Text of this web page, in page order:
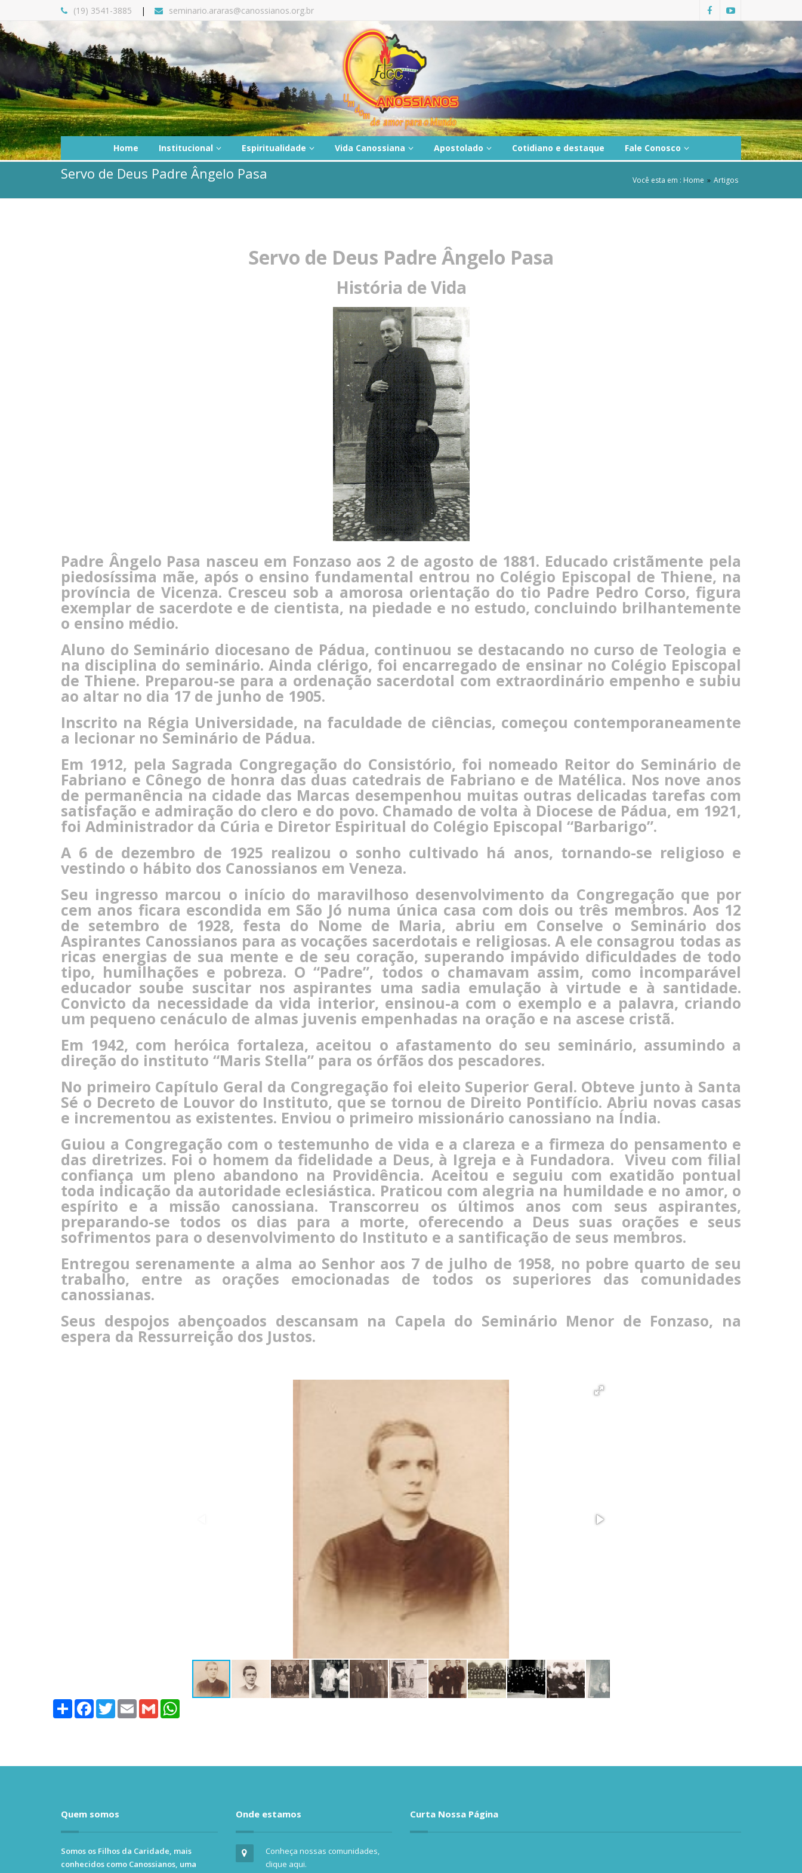
(19) 3541-3885 seminario.araras@canossianos.org.br
Home Institucional Espiritualidade Vida Canossiana Apostolado Cotidiano e destaque Fale Conosco
Servo de Deus Padre Ângelo Pasa Você esta em : Home » Artigos
Servo de Deus Padre Ângelo Pasa
História de Vida
Padre Ângelo Pasa nasceu em Fonzaso aos 2 de agosto de 1881. Educado cristãmente pela
piedosíssima mãe, após o ensino fundamental entrou no Colégio Episcopal de Thiene, na
província de Vicenza. Cresceu sob a amorosa orientação do tio Padre Pedro Corso, figura
exemplar de sacerdote e de cientista, na piedade e no estudo, concluindo brilhantemente
o ensino médio.
Aluno do Seminário diocesano de Pádua, continuou se destacando no curso de Teologia e
na disciplina do seminário. Ainda clérigo, foi encarregado de ensinar no Colégio Episcopal
de Thiene. Preparou-se para a ordenação sacerdotal com extraordinário empenho e subiu
ao altar no dia 17 de junho de 1905.
Inscrito na Régia Universidade, na faculdade de ciências, começou contemporaneamente
a lecionar no Seminário de Pádua.
Em 1912, pela Sagrada Congregação do Consistório, foi nomeado Reitor do Seminário de
Fabriano e Cônego de honra das duas catedrais de Fabriano e de Matélica. Nos nove anos
de permanência na cidade das Marcas desempenhou muitas outras delicadas tarefas com
satisfação e admiração do clero e do povo. Chamado de volta à Diocese de Pádua, em 1921,
foi Administrador da Cúria e Diretor Espiritual do Colégio Episcopal “Barbarigo”.
A 6 de dezembro de 1925 realizou o sonho cultivado há anos, tornando-se religioso e
vestindo o hábito dos Canossianos em Veneza.
Seu ingresso marcou o início do maravilhoso desenvolvimento da Congregação que por
cem anos ficara escondida em São Jó numa única casa com dois ou três membros. Aos 12
de setembro de 1928, festa do Nome de Maria, abriu em Conselve o Seminário dos
Aspirantes Canossianos para as vocações sacerdotais e religiosas. A ele consagrou todas as
ricas energias de sua mente e de seu coração, superando impávido dificuldades de todo
tipo, humilhações e pobreza. O “Padre”, todos o chamavam assim, como incomparável
educador soube suscitar nos aspirantes uma sadia emulação à virtude e à santidade.
Convicto da necessidade da vida interior, ensinou-a com o exemplo e a palavra, criando
um pequeno cenáculo de almas juvenis empenhadas na oração e na ascese cristã.
Em 1942, com heróica fortaleza, aceitou o afastamento do seu seminário, assumindo a
direção do instituto “Maris Stella” para os órfãos dos pescadores.
No primeiro Capítulo Geral da Congregação foi eleito Superior Geral. Obteve junto à Santa
Sé o Decreto de Louvor do Instituto, que se tornou de Direito Pontifício. Abriu novas casas
e incrementou as existentes. Enviou o primeiro missionário canossiano na Índia.
Guiou a Congregação com o testemunho de vida e a clareza e a firmeza do pensamento e
das diretrizes. Foi o homem da fidelidade a Deus, à Igreja e à Fundadora. Viveu com filial
confiança um pleno abandono na Providência. Aceitou e seguiu com exatidão pontual
toda indicação da autoridade eclesiástica. Praticou com alegria na humildade e no amor, o
espírito e a missão canossiana. Transcorreu os últimos anos com seus aspirantes,
preparando-se todos os dias para a morte, oferecendo a Deus suas orações e seus
sofrimentos para o desenvolvimento do Instituto e a santificação de seus membros.
Entregou serenamente a alma ao Senhor aos 7 de julho de 1958, no pobre quarto de seu
trabalho, entre as orações emocionadas de todos os superiores das comunidades
canossianas.
Seus despojos abençoados descansam na Capela do Seminário Menor de Fonzaso, na
espera da Ressurreição dos Justos.
Share Facebook
TwitterEmail Gmail
Quem somos
Somos os Filhos da Caridade, mais
conhecidos como Canossianos, uma
Onde estamos
Conheça nossas comunidades,
clique aqui.
Curta Nossa Página